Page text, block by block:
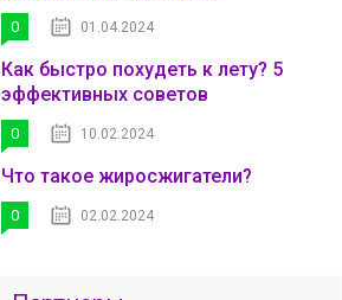
0 01.04.2024
Как быстро похудеть к лету? 5
эффективных советов
0 10.02.2024
Что такое жиросжигатели?
0 02.02.2024